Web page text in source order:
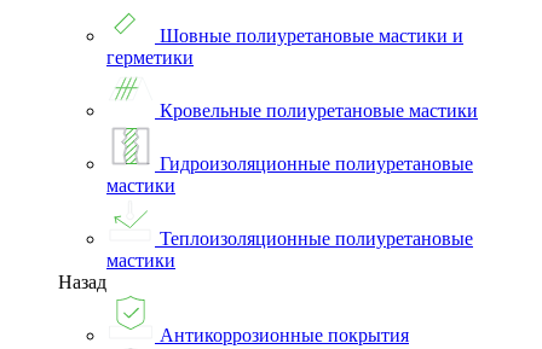
Шовные полиуретановые мастики и
герметики
Кровельные полиуретановые мастики
Гидроизоляционные полиуретановые
мастики
Теплоизоляционные полиуретановые
мастики
Назад
Антикоррозионные покрытия